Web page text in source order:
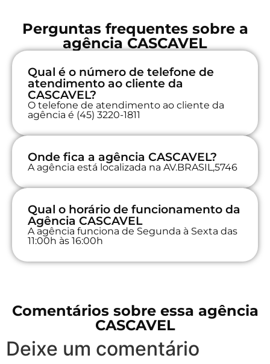
Perguntas frequentes sobre a
agência CASCAVEL
Qual é o número de telefone de
atendimento ao cliente da
CASCAVEL?
O telefone de atendimento ao cliente da
agência é (45) 3220-1811
Onde fica a agência CASCAVEL?
A agência está localizada na AV.BRASIL,5746
Qual o horário de funcionamento da
Agência CASCAVEL
A agência funciona de Segunda à Sexta das
11:00h às 16:00h
Comentários sobre essa agência
CASCAVEL
Deixe um comentário